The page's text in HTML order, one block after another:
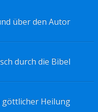
über den Autor
durch die Bibel
göttlicher Heilung